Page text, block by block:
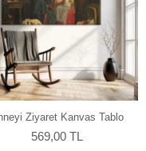
Ziyaret Kanvas Tablo
569,00 TL